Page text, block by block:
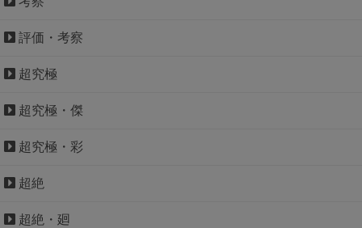
評価・考察
超究極
超究極・傑
超究極・彩
超絶
超絶・廻